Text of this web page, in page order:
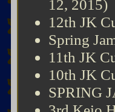
12, 2015)
12th JK
Spring
11th JK
10th JK
SPRING